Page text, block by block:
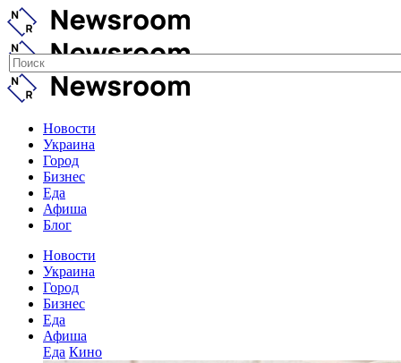
Новости
Украина
Город
Бизнес
Еда
Афиша
Блог
Новости
Украина
Город
Бизнес
Еда
Афиша
Еда Кино